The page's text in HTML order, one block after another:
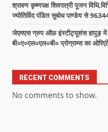
श्रावण कृष्णपक्ष शिवरात्री पूजन
ज्योतिर्विद पंडित सुबोध पाण्डेय से
जेएमएस ग्रुप ऑफ़ इंस्टीट्यूशंस हापुड़ में
बी०ए०एल०एल०बी० प्रोग्राम्स का
RECENT COMMENTS
No comments to show.